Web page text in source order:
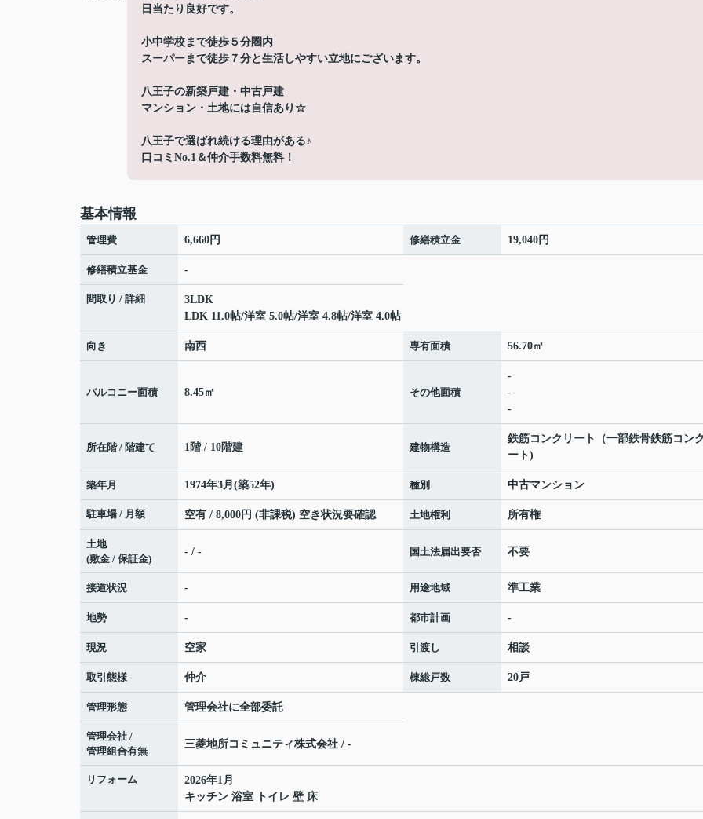
日当たり良好です。
小中学校まで徒歩５分圏内
スーパーまで徒歩７分と生活しやすい立地にございます。
八王子の新築戸建・中古戸建
マンション・土地には自信あり☆
八王子で選ばれ続ける理由がある♪
口コミNo.1＆仲介手数料無料！
基本情報
管理費 6,660円 修繕積立金 19,040円
修繕積立基金 -
間取り / 詳細
3LDK
LDK 11.0帖/洋室 5.0帖/洋室 4.8帖/洋室 4.0帖
向き 南西 専有面積 56.70㎡
バルコニー面積 8.45㎡ その他面積
-
-
-
所在階 / 階建て 1階 / 10階建 建物構造
鉄筋コンクリート（一部鉄骨鉄筋コン
ート)
築年月 1974年3月(築52年) 種別 中古マンション
駐車場 / 月額 空有 / 8,000円 (非課税) 空き状況要確認 土地権利 所有権
土地
(敷金 / 保証金)
- / - 国土法届出要否 不要
接道状況 - 用途地域 準工業
地勢 - 都市計画 -
現況 空家 引渡し 相談
取引態様 仲介 棟総戸数 20戸
管理形態 管理会社に全部委託
管理会社 /
管理組合有無
三菱地所コミュニティ株式会社 / -
リフォーム
2026年1月
キッチン 浴室 トイレ 壁 床